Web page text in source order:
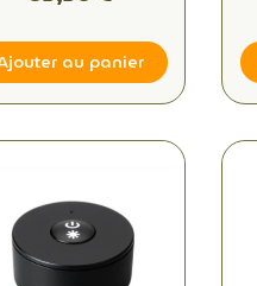
au panier